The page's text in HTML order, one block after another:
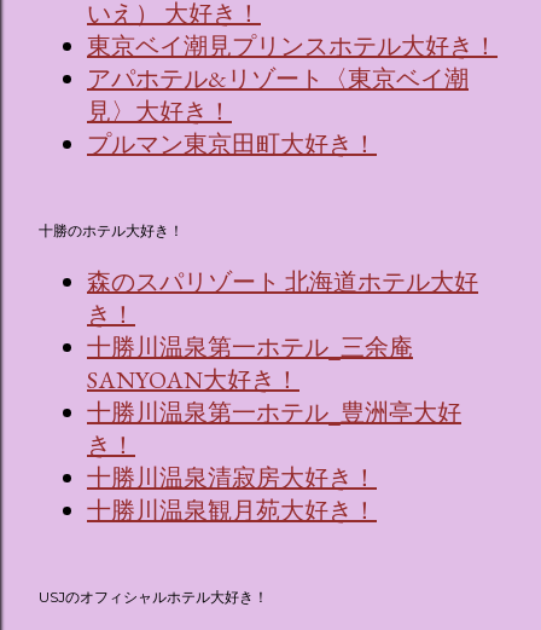
いえ） 大好き！
東京ベイ潮見プリンスホテル大好き！
アパホテル&リゾート〈東京ベイ潮
見〉大好き！
プルマン東京田町大好き！
十勝のホテル大好き！
森のスパリゾート 北海道ホテル大好
き！
十勝川温泉第一ホテル_三余庵
SANYOAN大好き！
十勝川温泉第一ホテル_豊洲亭大好
き！
十勝川温泉清寂房大好き！
十勝川温泉観月苑大好き！
USJのオフィシャルホテル大好き！